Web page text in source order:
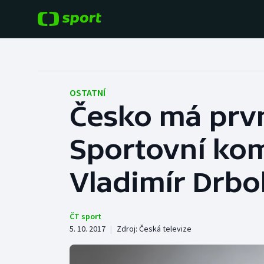
Hokej
Tenis
Atletika
Baseball a softbal
Basketbal
Biatlon
OSTATNÍ
Česko má
Sportovní
Vladimír
ČT sport
5. 10. 2017 | Zdroj: Česká televize